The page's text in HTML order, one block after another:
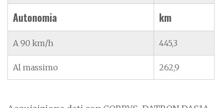
Autonomia km
A 90 km/h 445,3
Al massimo 262,9